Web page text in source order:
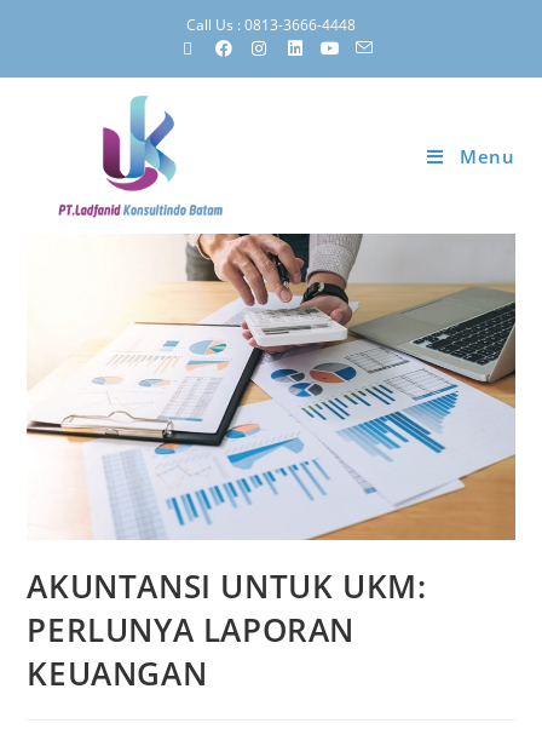
Call Us : 0813-3666-4448
Menu
AKUNTANSI UNTUK UKM:
PERLUNYA LAPORAN
KEUANGAN